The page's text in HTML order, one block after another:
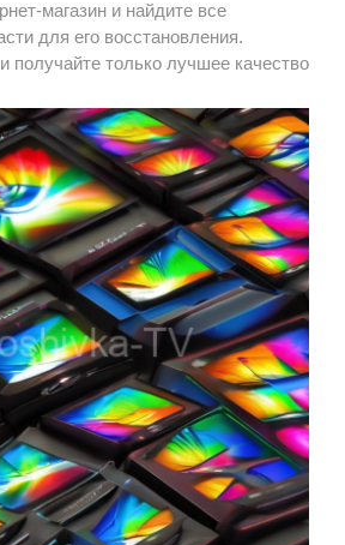
магазин и найдите все
для его восстановления.
получайте только лучшее качество